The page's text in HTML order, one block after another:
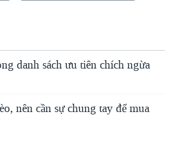
danh sách ưu tiên chích ngừa
nên cần sự chung tay để mua